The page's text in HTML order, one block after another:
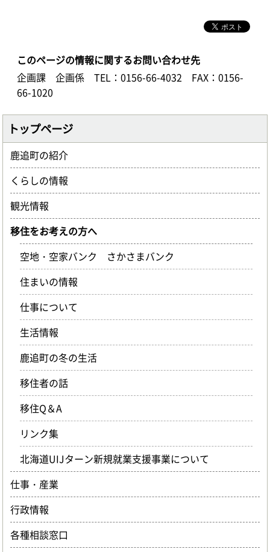
このページの情報に関するお問い合わせ先
企画課 企画係
TEL：0156-66-4032
FAX：0156-
66-1020
トップページ
鹿追町の紹介
くらしの情報
観光情報
移住をお考えの方へ
空地・空家バンク さかさまバンク
住まいの情報
仕事について
生活情報
鹿追町の冬の生活
移住者の話
移住Q＆A
リンク集
北海道UIJターン新規就業支援事業について
仕事・産業
行政情報
各種相談窓口